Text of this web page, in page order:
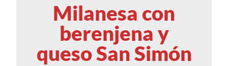
Milanesa con
berenjena y
queso San Simón